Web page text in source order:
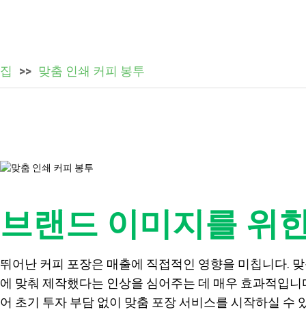
집 맞춤 인쇄 커피 봉투
브랜드 이미지를 위
뛰어난 커피 포장은 매출에 직접적인 영향을 미칩니다.
에 맞춰 제작했다는 인상을 심어주는 데 매우 효과적입
어 초기 투자 부담 없이 맞춤 포장 서비스를 시작하실 수